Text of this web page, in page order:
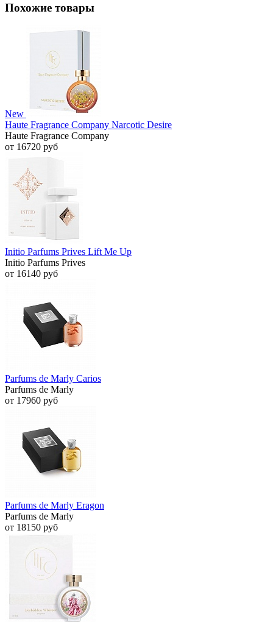
Похожие товары
New
Haute Fragrance Company Narcotic Desire
Haute Fragrance Company
от 16720 руб
Initio Parfums Prives Lift Me Up
Initio Parfums Prives
от 16140 руб
Parfums de Marly Carios
Parfums de Marly
от 17960 руб
Parfums de Marly Eragon
Parfums de Marly
от 18150 руб